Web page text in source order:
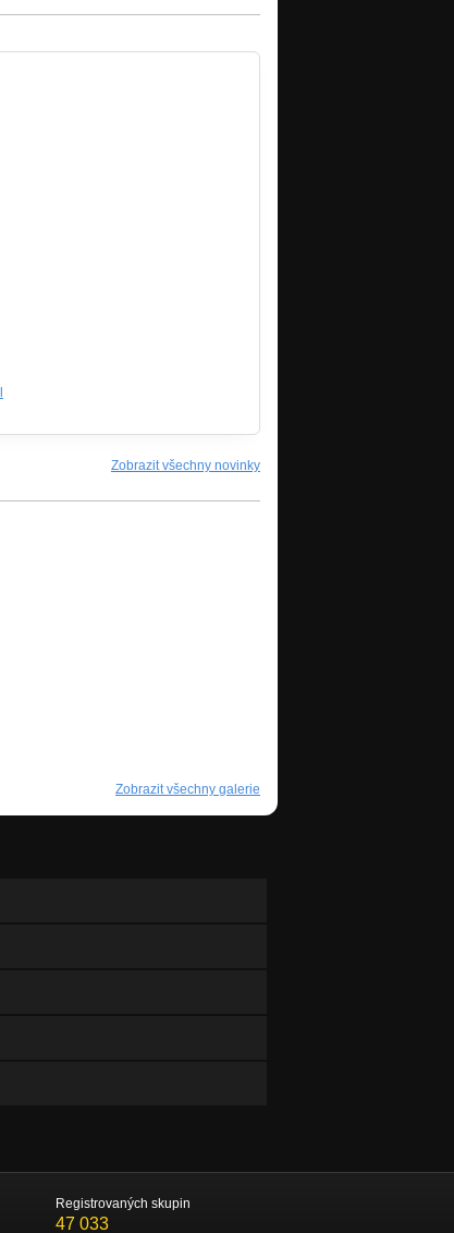
Zobrazit všechny novinky
Zobrazit všechny galerie
Registrovaných skupin
47 033